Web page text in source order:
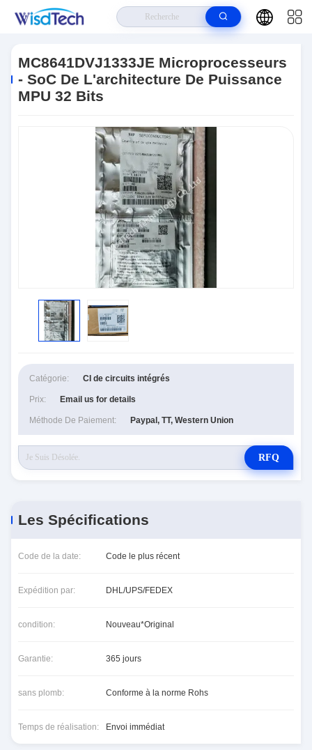
Microprocesseurs - SoC De L'architecture De Puissance MPU 32 Bits
MC8641DVJ1333JE Microprocesseurs
- SoC De L'architecture De Puissance
MPU 32 Bits
Catégorie: CI de circuits intégrés
Prix: Email us for details
Méthode De Paiement: Paypal, TT, Western Union
RFQ
Les Spécifications
Code de la date: Code le plus récent
Expédition par: DHL/UPS/FEDEX
condition: Nouveau*Original
Garantie: 365 jours
sans plomb: Conforme à la norme Rohs
Temps de réalisation: Envoi immédiat